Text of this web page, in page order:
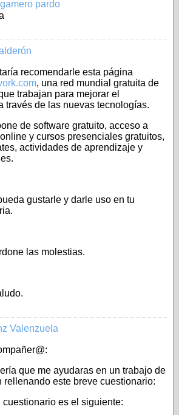
pardo
recomendarle esta página
, una red mundial gratuita de
trabajan para mejorar el
través de las nuevas tecnologías.
de software gratuito, acceso a
y cursos presenciales gratuitos,
actividades de aprendizaje y
gustarle y darle uso en tu
las molestias.
Valenzuela
que me ayudaras en un trabajo de
rellenando este breve cuestionario:
cuestionario es el siguiente: